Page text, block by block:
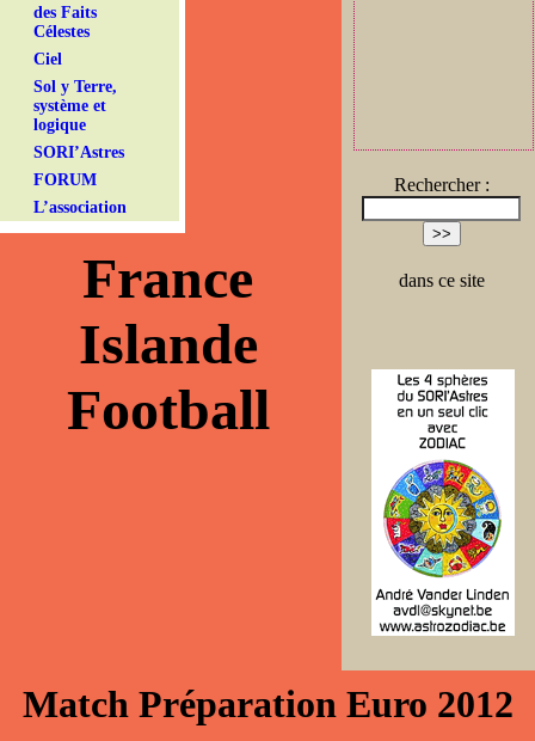
des Faits
Célestes
Ciel
Sol y Terre,
système et
logique
SORI’Astres
FORUM
L’association
Rechercher :
dans ce site
France
Islande
Football
Match Préparation Euro 2012